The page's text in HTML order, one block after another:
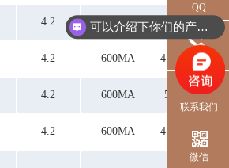
4.2 600MA 5.2V/7.2V/9V
4.2 600MA 4.5V/5.4V/
4.2 600MA 5.2V/7.2V/9V
4.2 600MA 4.5V/5.5V/
QQ
电话
联系我们
微信
可以介绍下你们的产品么？